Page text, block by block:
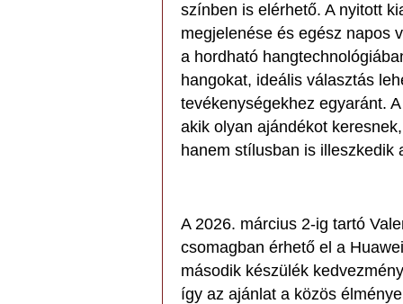
színben is elérhető. A nyitott
megjelenése és egész napos
a hordható
hangokat, ideális választás
tevékenységekhez egyaránt.
akik olyan ajándékot
hanem stílusban is illeszkedik
A 2026. március 2-ig tartó
csomagban érhető el a
második készülék
így az ajánlat a közös